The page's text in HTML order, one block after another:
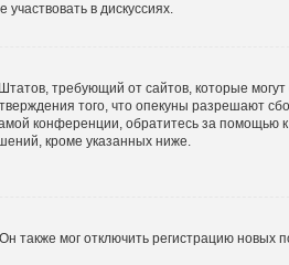
в дискуссиях.
требующий от сайтов, которые могут
того, что опекуны разрешают
конференции, обратитесь за помощью к
кроме указанных ниже.
также мог отключить регистрацию новых